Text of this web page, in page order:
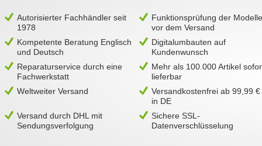
Autorisierter Fachhändler seit
1978
Funktionsprüfung der Modelle
vor dem Versand
Kompetente Beratung Englisch
und Deutsch
Digitalumbauten auf
Kundenwunsch
Reparaturservice durch eine
Fachwerkstatt
Mehr als 100.000 Artikel
lieferbar
Weltweiter Versand
Versandkostenfrei ab 99,99 €
in DE
Versand durch DHL mit
Sendungsverfolgung
Sichere SSL-
Datenverschlüsselung